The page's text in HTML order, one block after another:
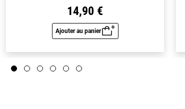
14,90 €
Ajouter au panier
Aperçu rapide